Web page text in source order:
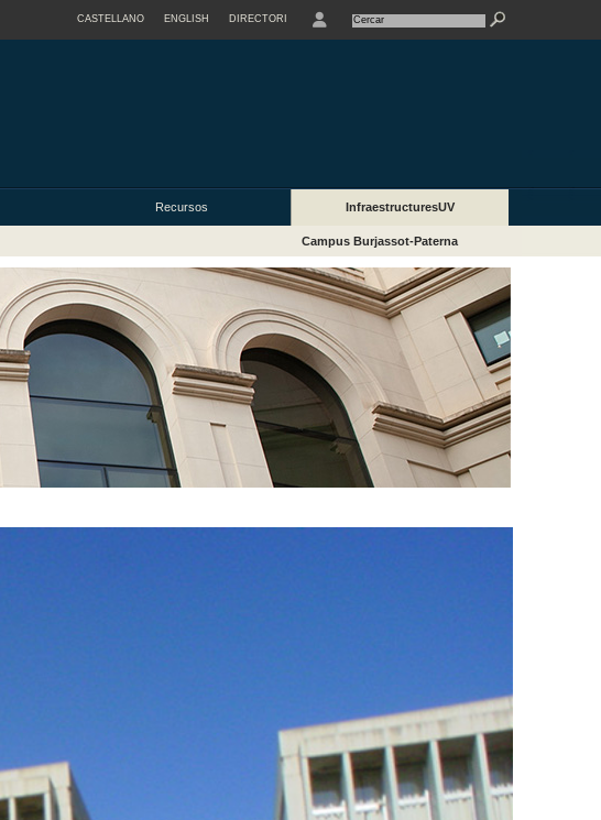
CASTELLANO ENGLISH DIRECTORI
Recursos InfraestructuresUV
Campus Burjassot-Paterna